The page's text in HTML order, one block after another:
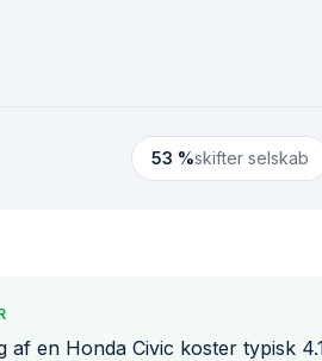
53 %skifter selskab
af en Honda Civic koster typisk